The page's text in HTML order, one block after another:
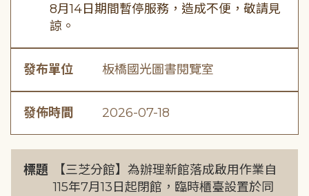
8月14日期間暫停服務，造成不便，敬請見
諒。
發布單位 板橋國光圖書閱覽室
發佈時間 2026-07-18
標題
【三芝分館】為辦理新館落成啟用作業自
115年7月13日起閉館，臨時櫃臺設置於同